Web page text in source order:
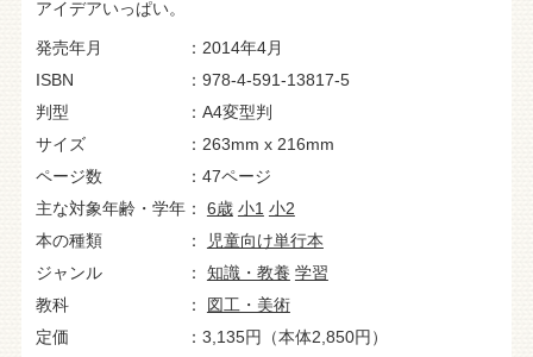
アイデアいっぱい。
発売年月
2014年4月
ISBN
978-4-591-13817-5
判型
A4変型判
サイズ
263mm x 216mm
ページ数
47ページ
主な対象年齢・学年
6歳 小1 小2
本の種類
児童向け単行本
ジャンル
知識・教養 学習
教科
図工・美術
定価
3,135円（本体2,850円）